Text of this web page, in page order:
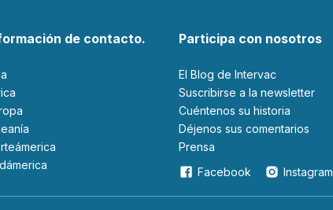
de contacto. Participa con nosotros
El Blog de Intervac
Suscribirse a la newsletter
Cuéntenos su historia
Déjenos sus comentarios
Prensa
Facebook
Instagram